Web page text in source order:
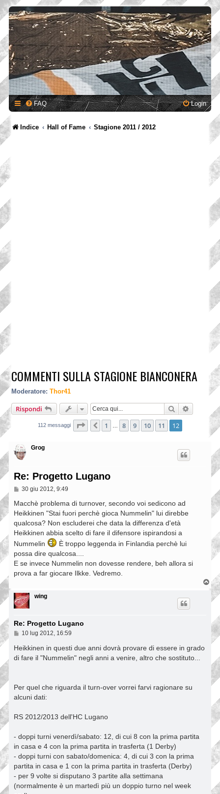
FAQ Login
Indice Hall of Fame Stagione 2011 / 2012
COMMENTI SULLA STAGIONE BIANCONERA
Moderatore: Thor41
Rispondi Cerca Ricerca
112 messaggi Pagina 12di12
Precedente
1 8 9 10 11 12
Grog
Re: Progetto Lugano
M
s
a
g
i
o
30 giu 2012, 9:49
Macchè problema di turnover, secondo voi sedicono ad
Heikkinen "Stai fuori perchè gioca Nummelin" lui direbbe
qualcosa? Non escluderei che data la differenza d'età
Heikkinen abbia scelto di fare il difensore ispirandosi a
Nummelin
È troppo leggenda in Finlandia perchè lui
possa dire qualcosa....
E se invece Nummelin non dovesse rendere, beh allora si
prova a far giocare Ilkke. Vedremo.
T
o
p
wing
Re: Progetto Lugano
M
s
a
o
10 lug 2012, 16:59
Heikkinen in questi due anni dovrà provare di essere in grado
di fare il "Nummelin" negli anni a venire, altro che sostituto...
Per quel che riguarda il turn-over vorrei farvi ragionare su
alcuni dati:
RS 2012/2013 dell'HC Lugano
- doppi turni venerdì/sabato: 12, di cui 8 con la prima partita
in casa e 4 con la prima partita in trasferta (1 Derby)
- doppi turni con sabato/domenica: 4, di cui 3 con la prima
partita in casa e 1 con la prima partita in trasferta (Derby)
- per 9 volte si disputano 3 partite alla settimana
(normalmente è un martedì più un doppio turno nel week